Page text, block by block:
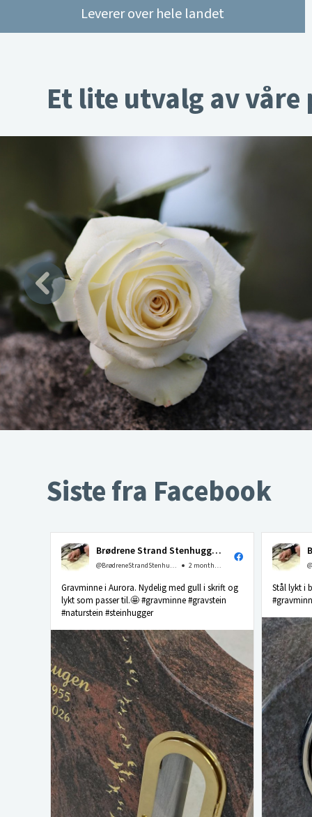
Leverer over hele landet
Et lite utvalg av
Siste fra Facebook
Brødrene Strand Stenhuggeri as
@BrødreneStrandStenhuggerias 2 months ago
Gravminne i Aurora. Nydelig med gull i skrift og
lykt som passer til.🤩 #gravminne #gravstein
#naturstein #steinhugger
Stål lykt i